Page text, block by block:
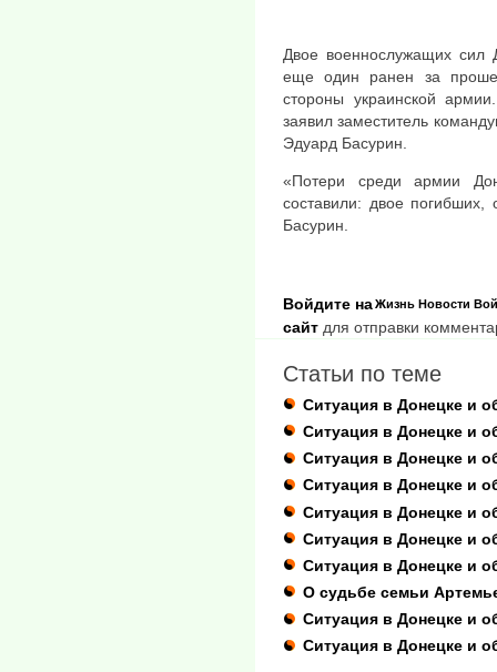
Двое военнослужащих сил
еще один ранен за
стороны украинской
заявил заместитель
Эдуард Басурин.
«Потери среди армии
составили: двое
Басурин.
Жизнь Новости
Войдите на
сайт для отправки
Статьи по теме
Ситуация в Донецке и
Ситуация в Донецке и
Ситуация в Донецке и
Ситуация в Донецке и
Ситуация в Донецке и
Ситуация в Донецке и
Ситуация в Донецке и
О судьбе семьи
Ситуация в Донецке и
Ситуация в Донецке и